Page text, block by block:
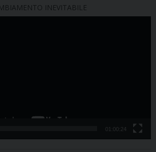
INEVITABILE
01:00:24